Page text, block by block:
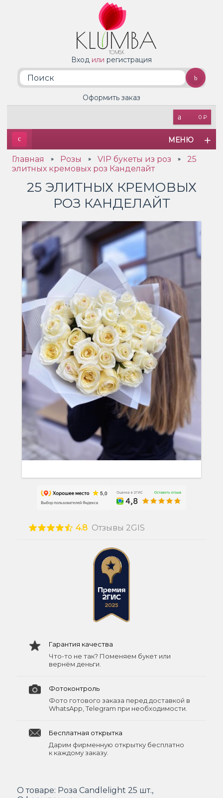
Вход или регистрация
0 ₽
Оформить заказ
МЕНЮ
Главная » Розы » VIP букеты из роз »
25
элитных кремовых роз Канделайт
25 ЭЛИТНЫХ КРЕМОВЫХ
РОЗ КАНДЕЛАЙТ
4.8 Отзывы 2GIS
Гарантия качества
Что-то не так? Поменяем букет или
вернём деньги.
Фотоконтроль
Фото готового заказа перед доставкой в
WhatsApp, Telegram при необходимости.
Бесплатная открытка
Дарим фирменную открытку бесплатно
к каждому заказу.
О товаре: Роза Candlelight 25 шт.,